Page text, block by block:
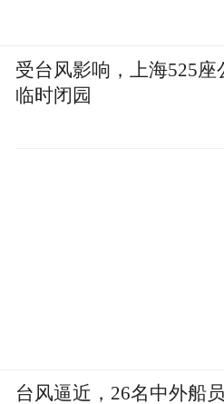
受台风影响，上海525座
临时闭园
台风逼近，26名中外船